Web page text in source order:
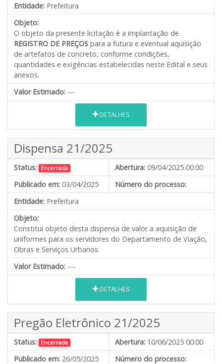
Entidade: Prefeitura
Objeto:
O objeto da presente licitação é a implantação de
REGISTRO DE PREÇOS para a futura e eventual aquisição
de artefatos de concreto, conforme condições,
quantidades e exigências estabelecidas neste Edital e seus
anexos.
Valor Estimado: ---
DETALHES
Dispensa 21/2025
Status: Encerrada Abertura: 09/04/2025 00:00
Publicado em: 03/04/2025
Número do processo:
Entidade: Prefeitura
Objeto:
Constitui objeto desta dispensa de valor a aquisição de
uniformes para os servidores do Departamento de Viação,
Obras e Serviços Urbanos.
Valor Estimado: ---
DETALHES
Pregão Eletrônico 21/2025
Status: Encerrada Abertura: 10/06/2025 00:00
Publicado em: 26/05/2025
Número do processo: